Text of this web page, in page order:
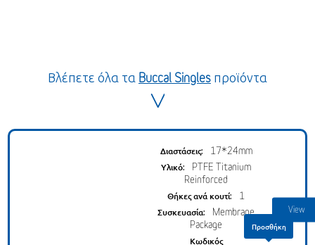
Βλέπετε όλα τα Buccal Singlesπροϊόντα
17*24mm
PTFE Titanium
Reinforced
1
Membrane
Package